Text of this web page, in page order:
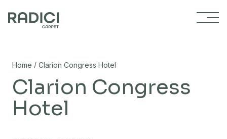
Home / Clarion Congress Hotel
Clarion Congress
Hotel